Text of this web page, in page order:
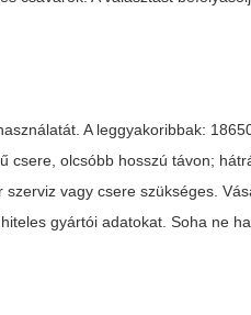
A leggyakoribbak:
csere, olcsóbb hosszú távon;
vagy csere szükséges.
gyártói adatokat. Soha ne